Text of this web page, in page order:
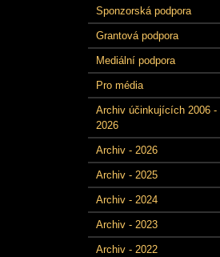
Sponzorská podpora
Grantová podpora
Mediální podpora
Pro média
Archiv účinkujících 2006 -
2026
Archiv - 2026
Archiv - 2025
Archiv - 2024
Archiv - 2023
Archiv - 2022